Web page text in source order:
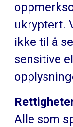
ukryptert.
ikke til å
sensitive
Alle som